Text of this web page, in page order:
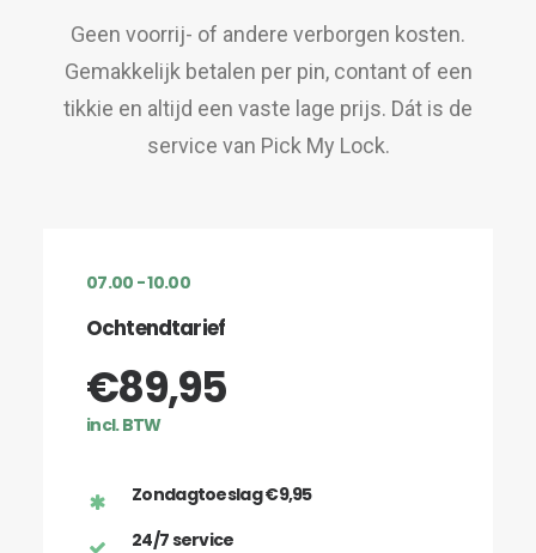
Geen voorrij- of andere verborgen kosten.
Gemakkelijk betalen per pin, contant of een
tikkie en altijd een vaste lage prijs. Dát is de
service van Pick My Lock.
07.00 - 10.00
Ochtendtarief
€89,95
incl. BTW
Zondagtoeslag €9,95
24/7 service